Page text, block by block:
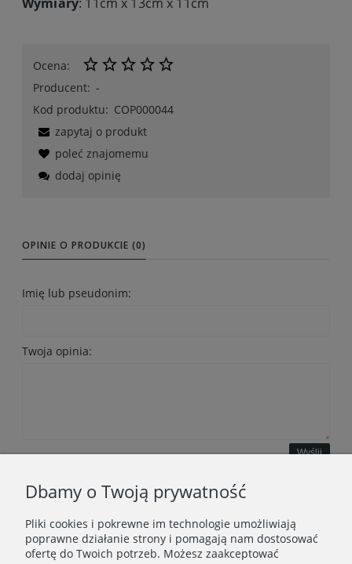
Ocena:
Producent: -
Kod produktu: COP000044
zapytaj o produkt
poleć znajomemu
dodaj opinię
OPINIE O PRODUKCIE (0)
Imię lub pseudonim:
Twoja opinia:
Wyślij
WAŻNE INFORMACJE
Dbamy o Twoją prywatność
Pliki cookies i pokrewne im technologie umożliwiają
poprawne działanie strony i pomagają nam dostosować
ofertę do Twoich potrzeb. Możesz zaakceptować